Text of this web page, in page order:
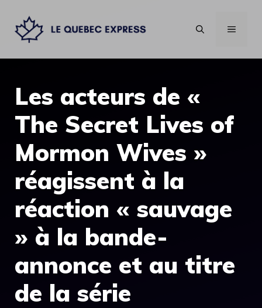
contenu
MENU
Les acteurs de «
The Secret Lives of
Mormon Wives »
réagissent à la
réaction « sauvage
» à la bande-
annonce et au titre
de la série